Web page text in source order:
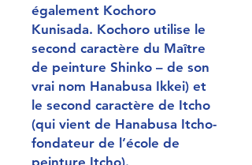
également Kochoro
Kunisada. Kochoro utilise le
second caractère du Maître
de peinture Shinko – de son
vrai nom Hanabusa Ikkei) et
le second caractère de Itcho
(qui vient de Hanabusa Itcho-
fondateur de l’école de
peinture Itcho).